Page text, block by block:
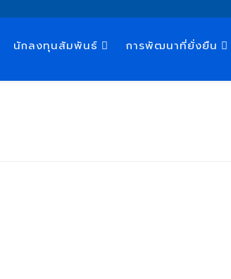
นักลงทุนสัมพันธ์ การพัฒนาที่ยั่งยืน